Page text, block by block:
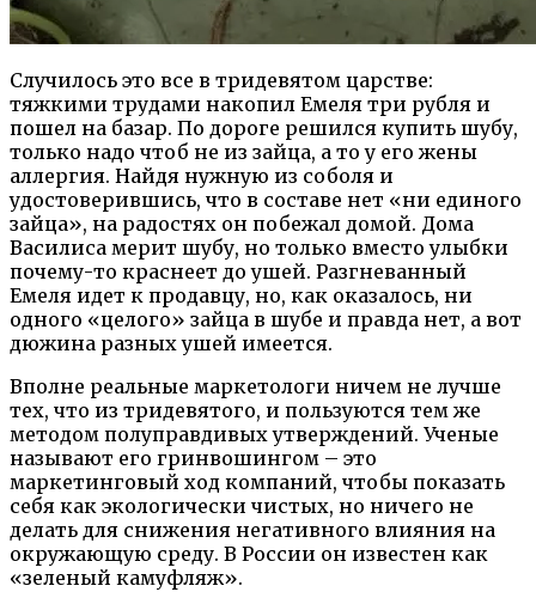
Случилось это все в тридевятом царстве:
тяжкими трудами накопил Емеля три рубля и
пошел на базар. По дороге решился купить шубу,
только надо чтоб не из зайца, а то у его жены
аллергия. Найдя нужную из соболя и
удостоверившись, что в составе нет «ни единого
зайца», на радостях он побежал домой. Дома
Василиса мерит шубу, но только вместо улыбки
почему-то краснеет до ушей. Разгневанный
Емеля идет к продавцу, но, как оказалось, ни
одного «целого» зайца в шубе и правда нет, а вот
дюжина разных ушей имеется.
Вполне реальные маркетологи ничем не лучше
тех, что из тридевятого, и пользуются тем же
методом полуправдивых утверждений. Ученые
называют его гринвошингом – это
маркетинговый ход компаний, чтобы показать
себя как экологически чистых, но ничего не
делать для снижения негативного влияния на
окружающую среду. В России он известен как
«зеленый камуфляж».